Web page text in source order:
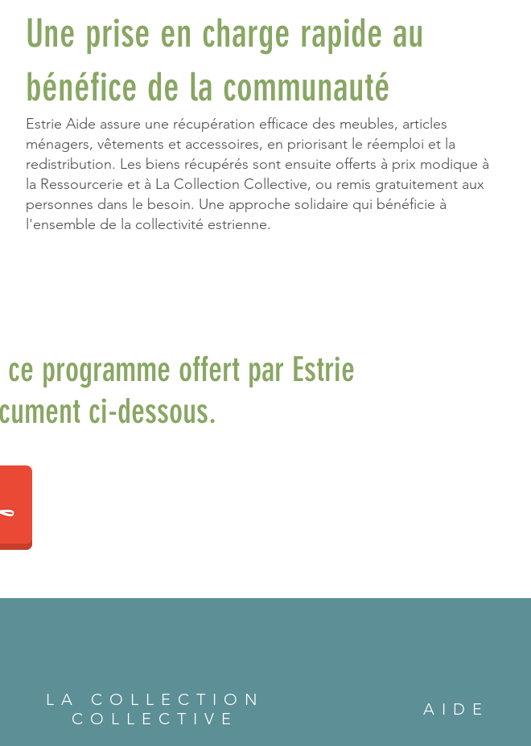
Une prise en charge rapide au
bénéfice de la communauté
Estrie Aide assure une récupération efficace des meubles, articles
ménagers, vêtements et accessoires, en priorisant le réemploi et la
redistribution. Les biens récupérés sont ensuite offerts à prix modique à
la Ressourcerie et à La Collection Collective, ou remis gratuitement aux
personnes dans le besoin. Une approche solidaire qui bénéficie à
l'ensemble de la collectivité estrienne.
programme offert par Estrie
ci-dessous.
LA COLLECTION
COLLECTIVE
AIDE